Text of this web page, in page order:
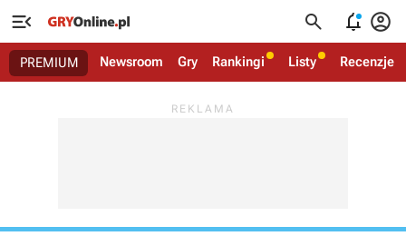
   
PREMIUM Newsroom Gry Rankingi Listy Recenzje